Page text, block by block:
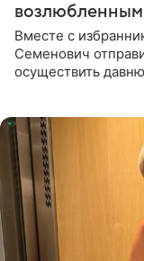
возлюбленным
Вместе с
Семенович
осуществить